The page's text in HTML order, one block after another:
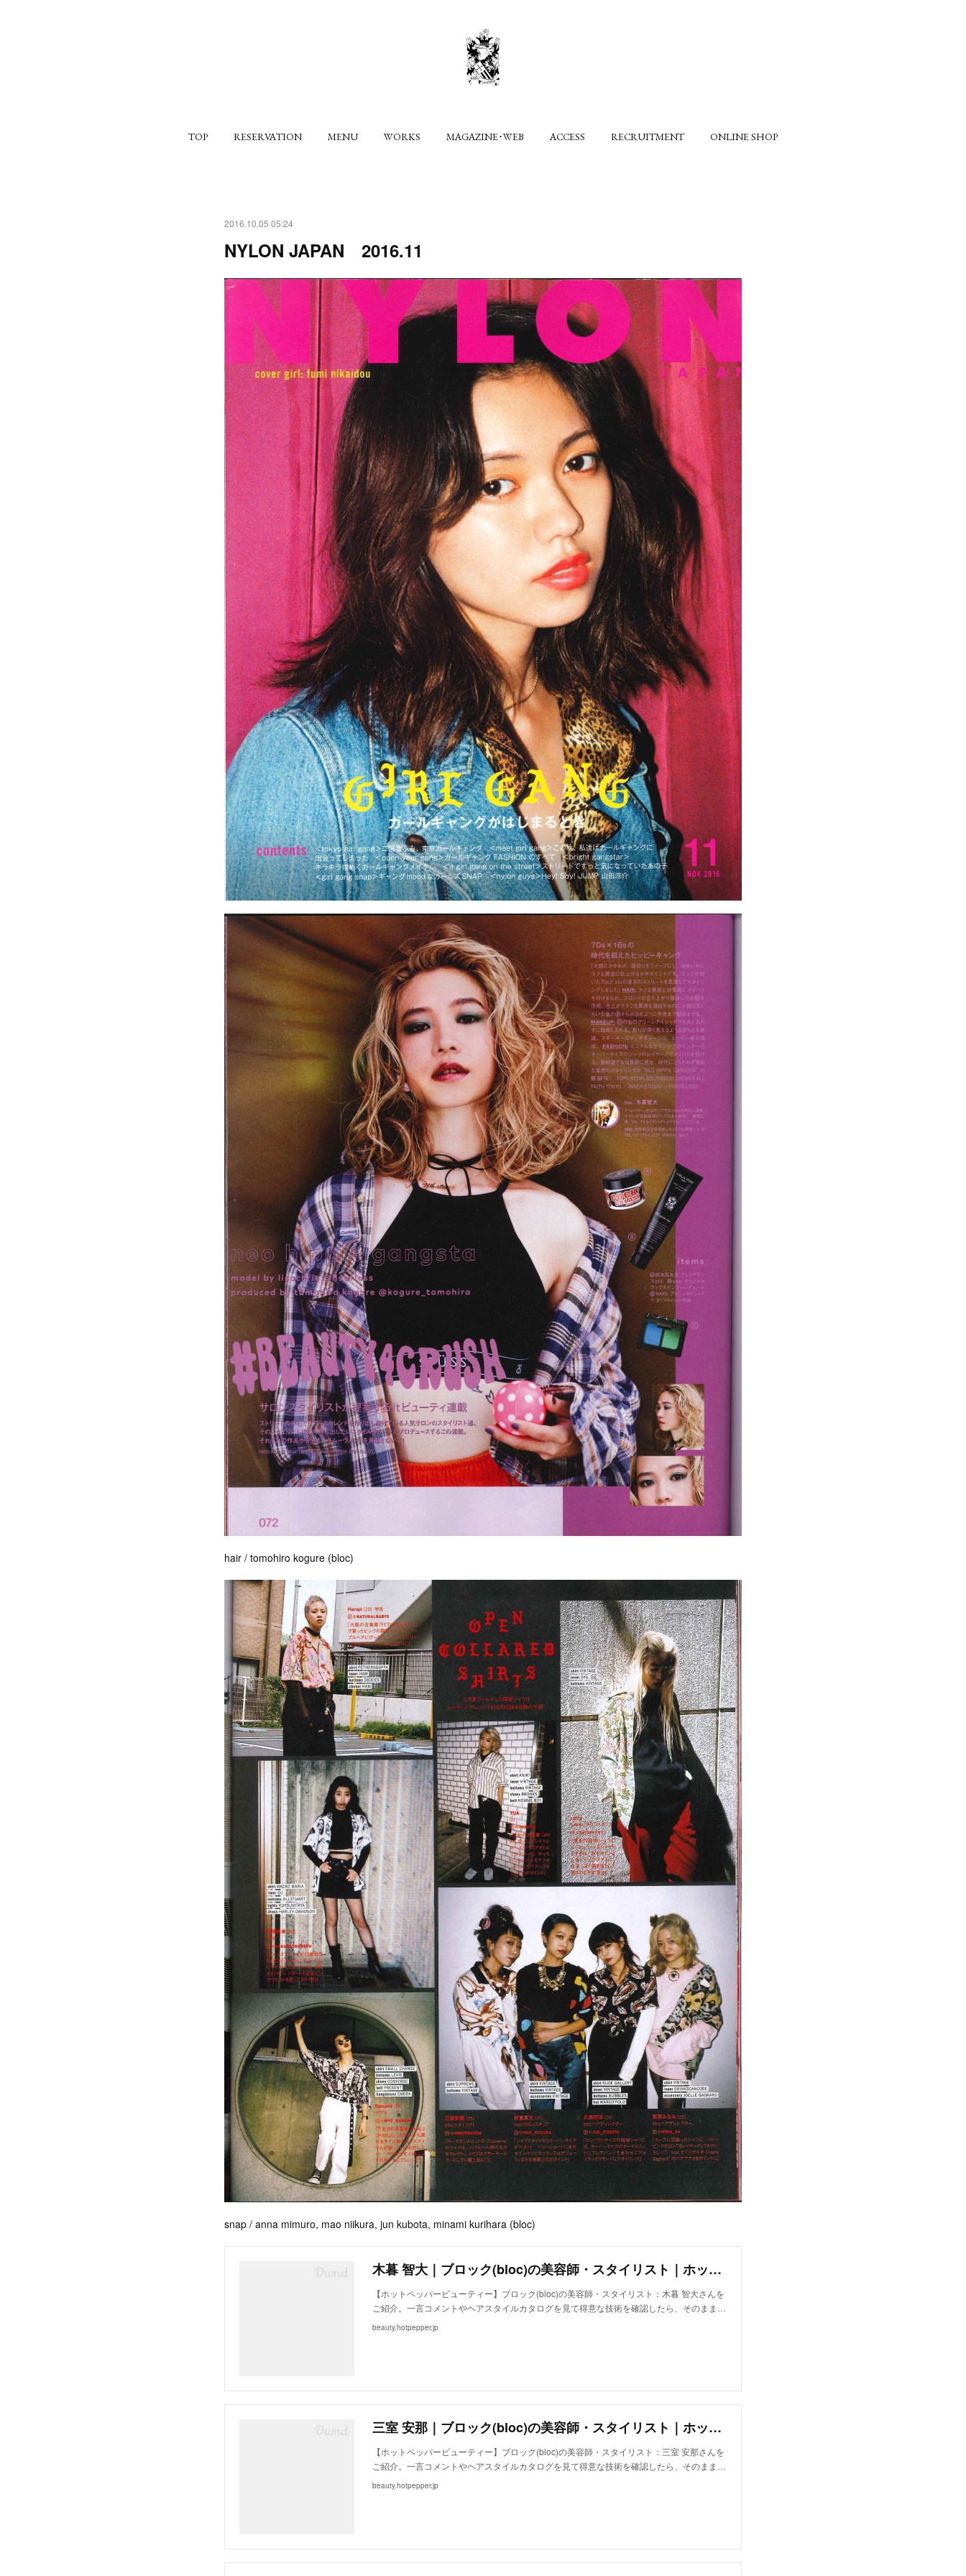
TOP RESERVATION MENU WORKS MAGAZINE･WEB ACCESS RECRUITMENT ONLINE SHOP
2016.10.05 05:24
NYLON JAPAN 2016.11
hair / tomohiro kogure (bloc)
snap / anna mimuro, mao niikura, jun kubota, minami kurihara (bloc)
木暮 智大｜ブロック(bloc)の美容師・スタイリスト｜ホットペッパービューティー
【ホットペッパービューティー】ブロック(bloc)の美容師・スタイリスト：木暮 智大さんを
ご紹介。一言コメントやヘアスタイルカタログを見て得意な技術を確認したら、そのまま…
beauty.hotpepper.jp
三室 安那｜ブロック(bloc)の美容師・スタイリスト｜ホットペッパービューティー
【ホットペッパービューティー】ブロック(bloc)の美容師・スタイリスト：三室 安那さんを
ご紹介。一言コメントやヘアスタイルカタログを見て得意な技術を確認したら、そのまま…
beauty.hotpepper.jp